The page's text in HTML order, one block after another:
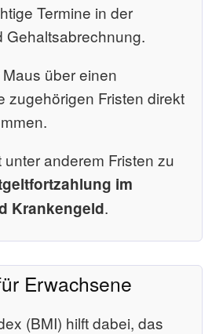
Termine in der
Gehaltsabrechnung.
über einen
zugehörigen Fristen direkt
anderem Fristen zu
im
Krankengeld.
Erwachsene
(BMI) hilft dabei, das